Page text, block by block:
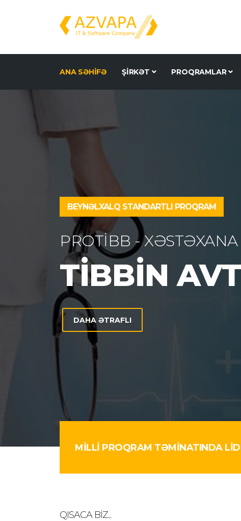
ANA SƏHİFƏ ŞİRKƏT PROQRAMLAR
MİLLİ PROQRAM TƏMİNATINDA
QISACA BIZ...